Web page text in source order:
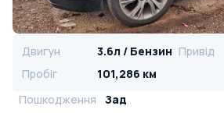
Двигун 3.6л / Бензин Привід
Пробіг
101,286 км
Пошкодження
Зад